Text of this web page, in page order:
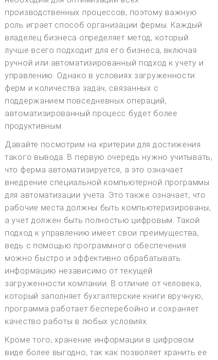
производственных процессов, поэтому важную
роль играет способ организации фермы. Каждый
владелец бизнеса определяет метод, который
лучше всего подходит для его бизнеса, включая
ручной или автоматизированный подход к учету и
управлению. Однако в условиях загруженности
ферм и количества задач, связанных с
поддержанием повседневных операций,
автоматизированный процесс будет более
продуктивным.
Давайте посмотрим на критерии для достижения
такого вывода. В первую очередь нужно учитывать,
что ферма автоматизируется, а это означает
внедрение специальной компьютерной программы
для автоматизации учета. Это также означает, что
рабочие места должны быть компьютеризированы,
а учет должен быть полностью цифровым. Такой
подход к управлению имеет свои преимущества,
ведь с помощью программного обеспечения
можно быстро и эффективно обрабатывать
информацию независимо от текущей
загруженности компании. В отличие от человека,
который заполняет бухгалтерские книги вручную,
программа работает бесперебойно и сохраняет
качество работы в любых условиях.
Кроме того, хранение информации в цифровом
виде более выгодно, так как позволяет хранить ее